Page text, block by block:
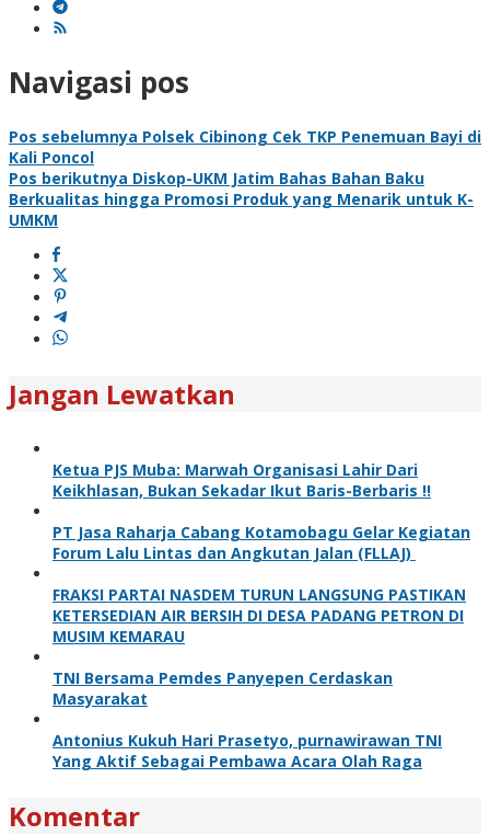
Navigasi pos
Pos sebelumnya Polsek Cibinong Cek TKP Penemuan Bayi di
Kali Poncol
Pos berikutnya Diskop-UKM Jatim Bahas Bahan Baku
Berkualitas hingga Promosi Produk yang Menarik untuk K-
UMKM
Jangan Lewatkan
Ketua PJS Muba: Marwah Organisasi Lahir Dari
Keikhlasan, Bukan Sekadar Ikut Baris-Berbaris !!
PT Jasa Raharja Cabang Kotamobagu Gelar Kegiatan
Forum Lalu Lintas dan Angkutan Jalan (FLLAJ)
FRAKSI PARTAI NASDEM TURUN LANGSUNG PASTIKAN
KETERSEDIAN AIR BERSIH DI DESA PADANG PETRON DI
MUSIM KEMARAU
TNI Bersama Pemdes Panyepen Cerdaskan
Masyarakat
Antonius Kukuh Hari Prasetyo, purnawirawan TNI
Yang Aktif Sebagai Pembawa Acara Olah Raga
Komentar